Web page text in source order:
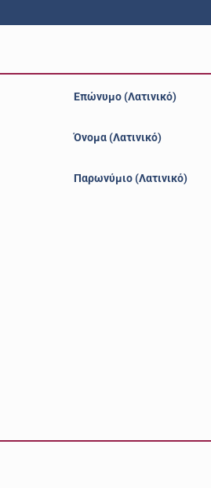
Επώνυμο (Λατινικό)
Όνομα (Λατινικό)
Παρωνύμιο (Λατινικό)